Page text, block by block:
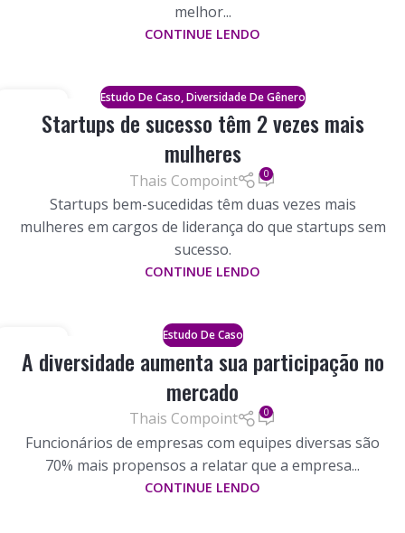
melhor...
CONTINUE LENDO
NOVEMBRO
Estudo De Caso Diversidade De Gênero
Startups de sucesso têm 2 vezes mais
mulheres
Thais Compoint 0
Startups bem-sucedidas têm duas vezes mais
mulheres em cargos de liderança do que startups sem
sucesso.
CONTINUE LENDO
NOVEMBRO
Estudo De Caso
A diversidade aumenta sua participação no
mercado
Thais Compoint 0
Funcionários de empresas com equipes diversas são
70% mais propensos a relatar que a empresa...
CONTINUE LENDO